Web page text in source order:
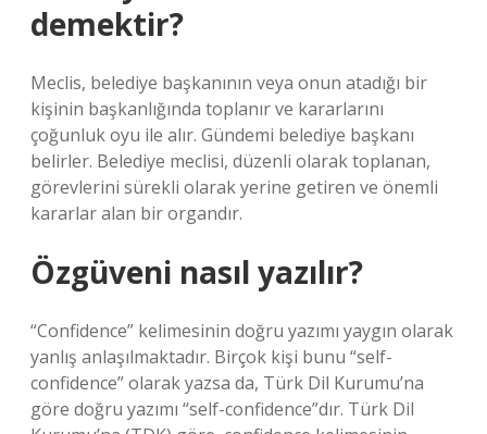
demektir?
Meclis, belediye başkanının veya onun atadığı bir
kişinin başkanlığında toplanır ve kararlarını
çoğunluk oyu ile alır. Gündemi belediye başkanı
belirler. Belediye meclisi, düzenli olarak toplanan,
görevlerini sürekli olarak yerine getiren ve önemli
kararlar alan bir organdır.
Özgüveni nasıl yazılır?
“Confidence” kelimesinin doğru yazımı yaygın olarak
yanlış anlaşılmaktadır. Birçok kişi bunu “self-
confidence” olarak yazsa da, Türk Dil Kurumu’na
göre doğru yazımı “self-confidence”dır. Türk Dil